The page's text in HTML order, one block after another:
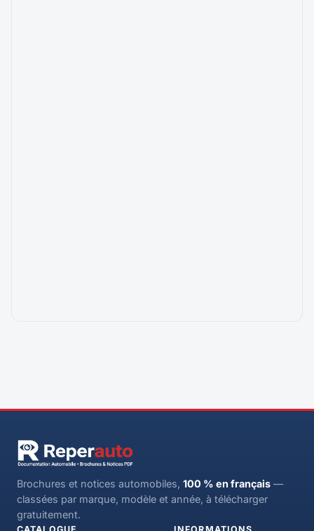
Brochures et notices automobiles, 100 % en français —
classées par marque, modèle et année, à télécharger
gratuitement.